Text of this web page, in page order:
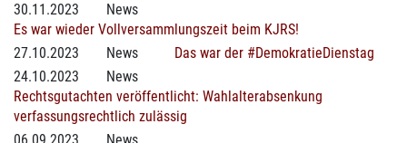
30.11.2023
News
Es war wieder Vollversammlungszeit beim KJRS!
27.10.2023
News
Das war der #DemokratieDienstag
24.10.2023
News
Rechtsgutachten veröffentlicht: Wahlalterabsenkung
verfassungsrechtlich zulässig